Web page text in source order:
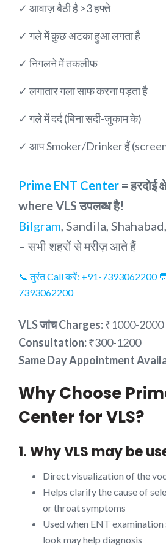
✓ आवाज़ बैठी है >3 हफ्ते
✓ गले में कुछ अटका हुआ लगता है
✓ निगलने में तकलीफ
✓ लगातार गला साफ करना पड़ता है
✓ गले में दर्द (बिना सर्दी-जुकाम के)
✓ आप Smoker/Drinker हैं
Prime ENT Center = हरदोई
where VLS उपलब्ध है!
Bilgram , Sandila,
– सभी शहरों से मरीज़ आते हैं
📞 तुरंत Call करें: +91-7393062200
7393062200
VLS जांच Charges:₹1000-
Consultation:₹300-1200
Same Day Appointment
Why Choose
Center for VLS?
1. Why VLS may be
Direct visualization of the
Helps clarify the cause of
or throat symptoms
Used when ENT
look may help diagnosis